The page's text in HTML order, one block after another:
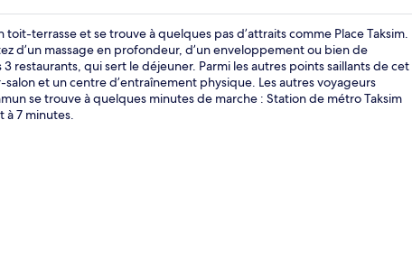
toit-terrasse et se trouve à quelques pas d’attraits comme Place Taksim.
d’un massage en profondeur, d’un enveloppement ou bien de
restaurants, qui sert le déjeuner. Parmi les autres points saillants de cet
et un centre d’entraînement physique. Les autres voyageurs
se trouve à quelques minutes de marche : Station de métro Taksim
à 7 minutes.